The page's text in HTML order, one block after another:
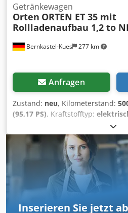
Bernkastel-Kues 277 km
Getränkewagen
Orten ORTEN ET 35 mit
Rollladenaufbau 1,2 to
Anfragen
Zustand: neu, Kilometerstand:
(95,17 PS), Kraftstofftyp:
, Anzahl der
6.040 mm, Gesamtbreite:2.200
, Laderaumvolumen:15 m³,
, Laderaumbreite: 2.080 mm
2023, * Orten
Ganzaluminium Aufbau mit
Fächer à 2.057 mm + 2 Fächer à
Reichweite ca. 200 km
Inserieren Sie jetzt